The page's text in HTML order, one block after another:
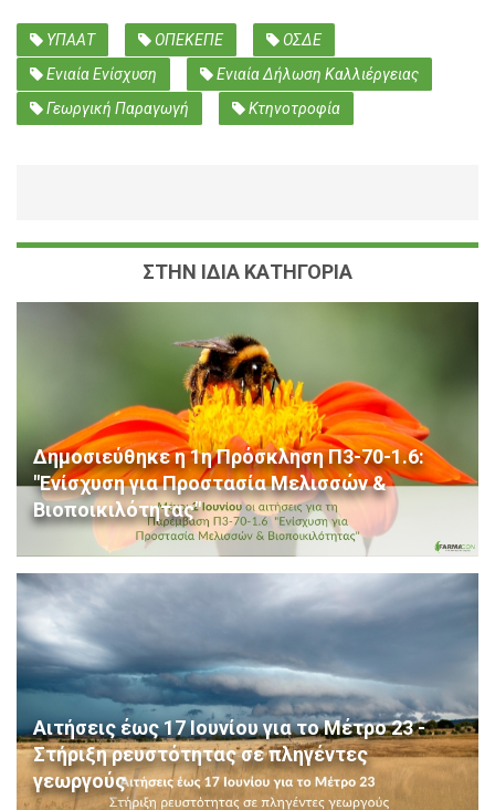
ΥΠΑΑΤ ΟΠΕΚΕΠΕ
ΟΣΔΕ
Ενιαία Ενίσχυση
Ενιαία Δήλωση Καλλιέργειας
Γεωργική Παραγωγή
Κτηνοτροφία
ΣΤΗΝ ΙΔΙΑ ΚΑΤΗΓΟΡΙΑ
Δημοσιεύθηκε η 1η Πρόσκληση Π3-70-1.6:
"Ενίσχυση για Προστασία Μελισσών &
Βιοποικιλότητας"
Αιτήσεις έως 17 Ιουνίου για το Μέτρο 23 -
Στήριξη ρευστότητας σε πληγέντες
γεωργούς